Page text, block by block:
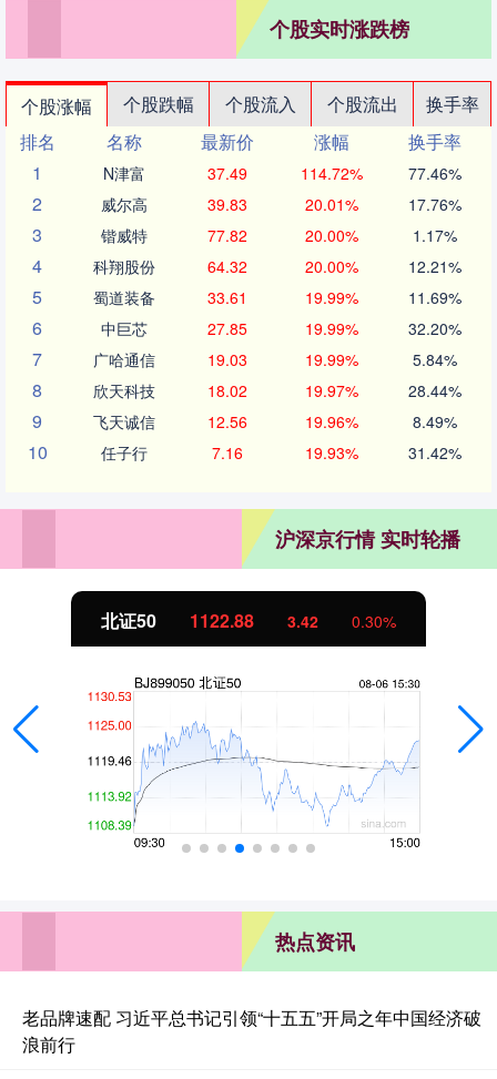
个股实时涨跌榜
个股涨幅 个股跌幅 个股流入 个股流出
换手率
排名
名称 最新价 涨幅
换手率
1
N津富 37.49 114.72% 77.46%
2 威尔高 39.83 20.01% 17.76%
3 锴威特 77.82 20.00% 1.17%
4 科翔股份 64.32 20.00% 12.21%
5 蜀道装备 33.61 19.99% 11.69%
6 中巨芯 27.85 19.99% 32.20%
7 广哈通信 19.03 19.99% 5.84%
8 欣天科技 18.02 19.97% 28.44%
9 飞天诚信 12.56 19.96% 8.49%
10 任子行 7.16 19.93% 31.42%
沪深京行情 实时轮播
北证50 1122.88 3.42 0.30%
热点资讯
老品牌速配 习近平总书记引领“十五五”开局之年中国经济破
浪前行